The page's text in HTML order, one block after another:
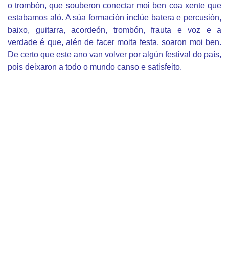
o trombón, que souberon conectar moi ben coa xente que
estabamos aló. A súa formación inclúe batera e percusión,
baixo, guitarra, acordeón, trombón, frauta e voz e a
verdade é que, alén de facer moita festa, soaron moi ben.
De certo que este ano van volver por algún festival do país,
pois deixaron a todo o mundo canso e satisfeito.